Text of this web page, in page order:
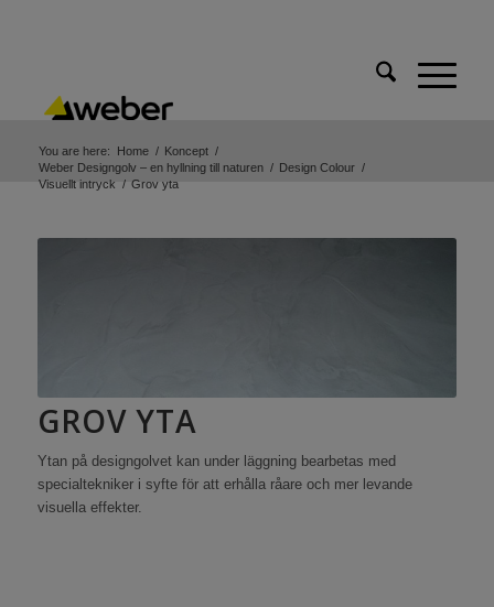
You are here: Home / Koncept /
Weber Designgolv – en hyllning till naturen / Design Colour /
Visuellt intryck / Grov yta
GROV YTA
Ytan på designgolvet kan under läggning bearbetas med
specialtekniker i syfte för att erhålla råare och mer levande
visuella effekter.